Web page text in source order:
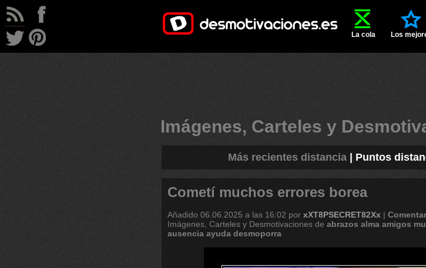
La cola Los
Imágenes, Carteles y
Más recientes distancia| Puntos
Cometí muchos errores borea
Añadido 06.06.2025 a las 16:02 por xXT8PSECRET82Xx |
Imágenes, Carteles y Desmotivaciones de abrazos alma amigos
ausencia ayuda desmoporra